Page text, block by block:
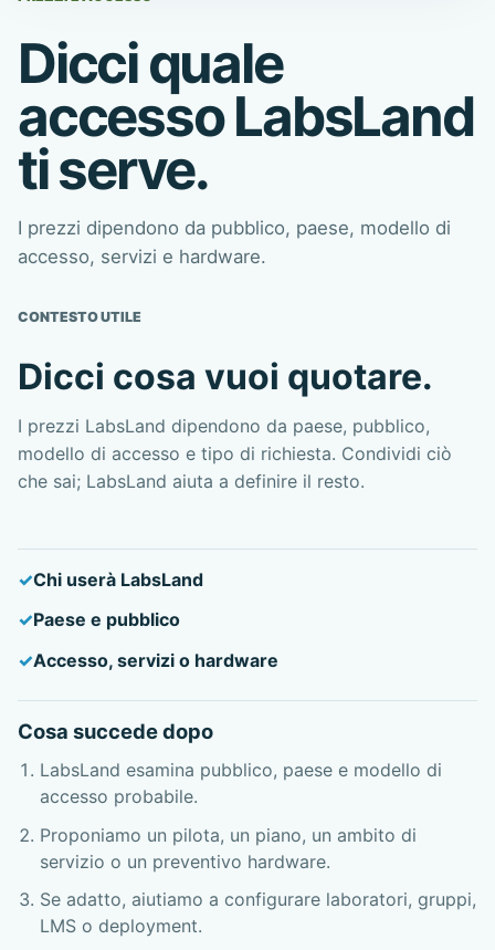
Dicci quale
accesso LabsLand
ti serve.
I prezzi dipendono da pubblico, paese, modello di
accesso, servizi e hardware.
CONTESTO UTILE
Dicci cosa vuoi quotare.
I prezzi LabsLand dipendono da paese, pubblico,
modello di accesso e tipo di richiesta. Condividi ciò
che sai; LabsLand aiuta a definire il resto.
Chi userà LabsLand
Paese e pubblico
Accesso, servizi o hardware
Cosa succede dopo
LabsLand esamina pubblico, paese e modello di
accesso probabile.
Proponiamo un pilota, un piano, un ambito di
servizio o un preventivo hardware.
Se adatto, aiutiamo a configurare laboratori, gruppi,
LMS o deployment.